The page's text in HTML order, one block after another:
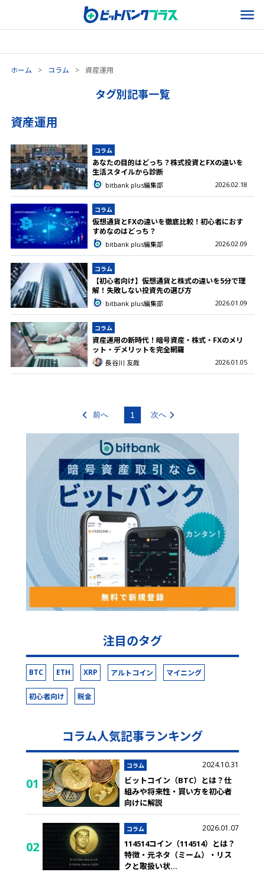
ホーム > コラム > 資産運用
タグ別記事一覧
資産運用
コラム
あなたの目的はどっち？株式投資とFXの違いを
生活スタイルから診断
bitbank plus編集部 2026.02.18
コラム
仮想通貨とFXの違いを徹底比較！初心者におす
すめなのはどっち？
bitbank plus編集部 2026.02.09
コラム
【初心者向け】仮想通貨と株式の違いを5分で理
解！失敗しない投資先の選び方
bitbank plus編集部 2026.01.09
コラム
資産運用の新時代！暗号資産・株式・FXのメリ
ット・デメリットを完全網羅
長谷川 友哉 2026.01.05
前へ 1 次へ
注目のタグ
BTC ETH XRP アルトコイン マイニング
初心者向け 税金
コラム人気記事ランキング
01
コラム 2024.10.31
ビットコイン（BTC）とは？仕
組みや将来性・買い方を初心者
向けに解説
02
コラム 2026.01.07
114514コイン（114514）とは？
特徴・元ネタ（ミーム）・リス
クと取扱い状...